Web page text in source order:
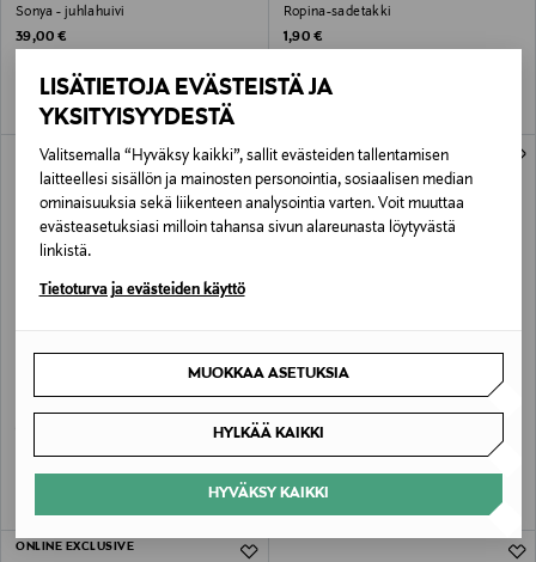
LISÄTIETOJA EVÄSTEISTÄ JA
YKSITYISYYDESTÄ
Valitsemalla “Hyväksy kaikki”, sallit evästeiden tallentamisen
laitteellesi sisällön ja mainosten personointia, sosiaalisen median
ominaisuuksia sekä liikenteen analysointia varten. Voit muuttaa
evästeasetuksiasi milloin tahansa sivun alareunasta löytyvästä
linkistä.
Tietoturva ja evästeiden käyttö
MUOKKAA ASETUKSIA
HYLKÄÄ KAIKKI
HYVÄKSY KAIKKI
Sonya - juhlahuivi
Original Price
39,00 €
Ropina-sadetakki
Original Price
1,90 €
ONLINE EXCLUSIVE
Original Price
39,00 €
ONLINE EXCLUSIVE